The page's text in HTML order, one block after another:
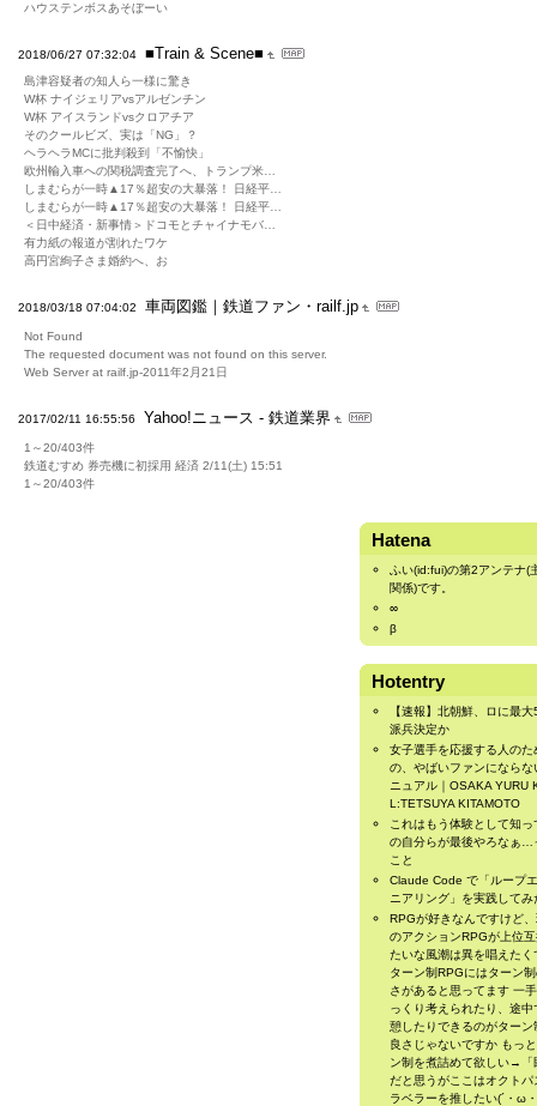
ハウステンボスあそぼーい
2018/06/27 07:32:04 ■Train & Scene■
島津容疑者の知人ら一様に驚き
W杯 ナイジェリアvsアルゼンチン
W杯 アイスランドvsクロアチア
そのクールビズ、実は「NG」？
ヘラヘラMCに批判殺到「不愉快」
欧州輸入車への関税調査完了へ、トランプ米…
しまむらが一時▲17％超安の大暴落！ 日経平…
しまむらが一時▲17％超安の大暴落！ 日経平…
＜日中経済・新事情＞ドコモとチャイナモバ…
有力紙の報道が割れたワケ
高円宮絢子さま婚約へ、お
2018/03/18 07:04:02 車両図鑑｜鉄道ファン・railf.jp
Not Found
The requested document was not found on this server.
Web Server at railf.jp-2011年2月21日
2017/02/11 16:55:56 Yahoo!ニュース - 鉄道業界
1～20/403件
鉄道むすめ 券売機に初採用 経済 2/11(土) 15:51
1～20/403件
Hatena
ふい(id:fui)の第2アンテナ(
関係)です。
∞
β
Hotentry
【速報】北朝鮮、ロに最
派兵決定か
女子選手を応援する人のた
の、やばいファンにならな
ニュアル｜OSAKA YURU
L:TETSUYA KITAMOTO
これはもう体験として知っ
の自分らが最後やろなぁ…
こと
Claude Code で「ループ
ニアリング」を実践してみ
RPGが好きなんですけど
のアクションRPGが上位
たいな風潮は異を唱えたく
ターン制RPGにはターン
さがあると思ってます 一
っくり考えられたり、途中
憩したりできるのがターン
良さじゃないですか もっ
ン制を煮詰めて欲しい→「
だと思うがここはオクトパ
ラベラーを推したい(´・ω